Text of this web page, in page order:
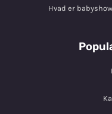
Hvad er